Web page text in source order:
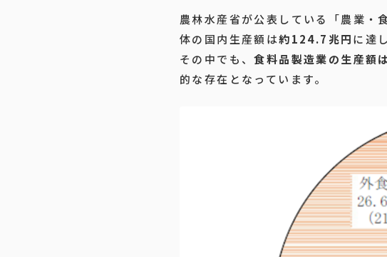
農林水産省が公表している「農業・
体の国内生産額は約124.7兆円に達
その中でも、食料品製造業の生産額
的な存在となっています。